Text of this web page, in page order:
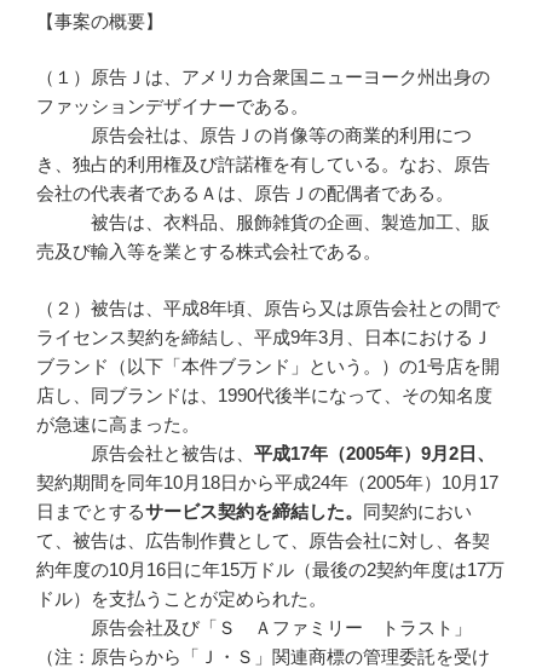
【事案の概要】
（１）原告Ｊは、アメリカ合衆国ニューヨーク州出身の
ファッションデザイナーである。
原告会社は、原告Ｊの肖像等の商業的利用につ
き、独占的利用権及び許諾権を有している。なお、原告
会社の代表者であるＡは、原告Ｊの配偶者である。
被告は、衣料品、服飾雑貨の企画、製造加工、販
売及び輸入等を業とする株式会社である。
（２）被告は、平成8年頃、原告ら又は原告会社との間で
ライセンス契約を締結し、平成9年3月、日本におけるＪ
ブランド（以下「本件ブランド」という。）の1号店を開
店し、同ブランドは、1990代後半になって、その知名度
が急速に高まった。
原告会社と被告は、 平成17年（2005年）9月2 日、
契約期間を同年10月18日から平成24年（2005年）10月17
日までとするサービス契約を締結した。 同契約におい
て、被告は、広告制作費として、原告会社に対し、各契
約年度の10月16日に年15万ドル（最後の2契約年度は17万
ドル）を支払うことが定められた。
原告会社及び「Ｓ Ａファミリー トラスト」
（注：原告らから「Ｊ・Ｓ」関連商標の管理委託を受け